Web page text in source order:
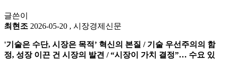
글쓴이
최현조 2026-05-20 , 시장경제신문
'기술은 수단, 시장은 목적’ 혁신의 본질 / 기술 우선주의의 함
정, 성장 이끈 건 시장의 발견 / “시장이 가치 결정”… 수요 있